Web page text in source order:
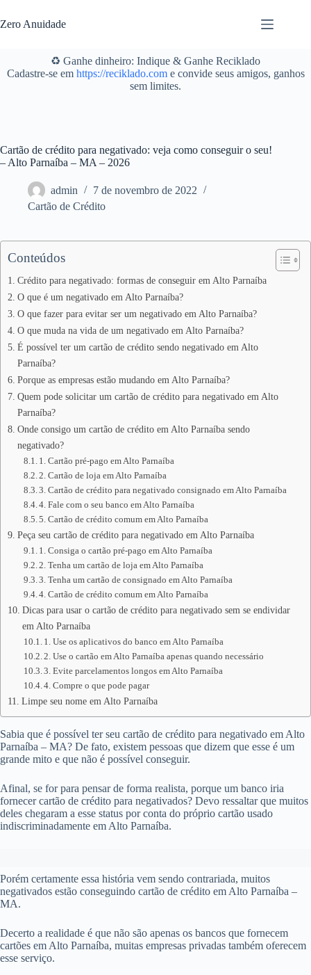
para
o
Zero Anuidade
♻️ Ganhe dinheiro: Indique & Ganhe Reciklado
Cadastre-se em https://reciklado.come convide seus amigos, ganhos
sem limites.
Cartão de crédito para negativado: veja como conseguir o seu!
– Alto Parnaíba – MA – 2026
admin
7 de novembro de 2022
Cartão de Crédito
Conteúdos
Crédito para negativado: formas de conseguir em Alto Parnaíba
O que é um negativado em Alto Parnaíba?
O que fazer para evitar ser um negativado em Alto Parnaíba?
O que muda na vida de um negativado em Alto Parnaíba?
É possível ter um cartão de crédito sendo negativado em Alto
Parnaíba?
Porque as empresas estão mudando em Alto Parnaíba?
Quem pode solicitar um cartão de crédito para negativado em Alto
Parnaíba?
Onde consigo um cartão de crédito em Alto Parnaíba sendo
negativado?
1. Cartão pré-pago em Alto Parnaíba
2. Cartão de loja em Alto Parnaíba
3. Cartão de crédito para negativado consignado em Alto Parnaíba
4. Fale com o seu banco em Alto Parnaíba
5. Cartão de crédito comum em Alto Parnaíba
Peça seu cartão de crédito para negativado em Alto Parnaíba
1. Consiga o cartão pré-pago em Alto Parnaíba
2. Tenha um cartão de loja em Alto Parnaíba
3. Tenha um cartão de consignado em Alto Parnaíba
4. Cartão de crédito comum em Alto Parnaíba
Dicas para usar o cartão de crédito para negativado sem se endividar
em Alto Parnaíba
1. Use os aplicativos do banco em Alto Parnaíba
2. Use o cartão em Alto Parnaíba apenas quando necessário
3. Evite parcelamentos longos em Alto Parnaíba
4. Compre o que pode pagar
Limpe seu nome em Alto Parnaíba
Sabia que é possível ter seu cartão de crédito para negativado em Alto
Parnaíba – MA? De fato, existem pessoas que dizem que esse é um
grande mito e que não é possível conseguir.
Afinal, se for para pensar de forma realista, porque um banco iria
fornecer cartão de crédito para negativados? Devo ressaltar que muitos
deles chegaram a esse status por conta do próprio cartão usado
indiscriminadamente em Alto Parnaíba.
Porém certamente essa história vem sendo contrariada, muitos
negativados estão conseguindo cartão de crédito em Alto Parnaíba –
MA.
Decerto a realidade é que não são apenas os bancos que fornecem
cartões em Alto Parnaíba, muitas empresas privadas também oferecem
esse serviço.